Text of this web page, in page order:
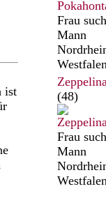
ist
Frau
Mann
(48)
Frau
Mann